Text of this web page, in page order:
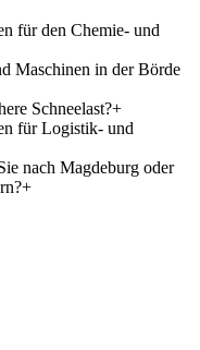
für den Chemie- und
Maschinen in der Börde
Schneelast?+
für Logistik- und
nach Magdeburg oder
+